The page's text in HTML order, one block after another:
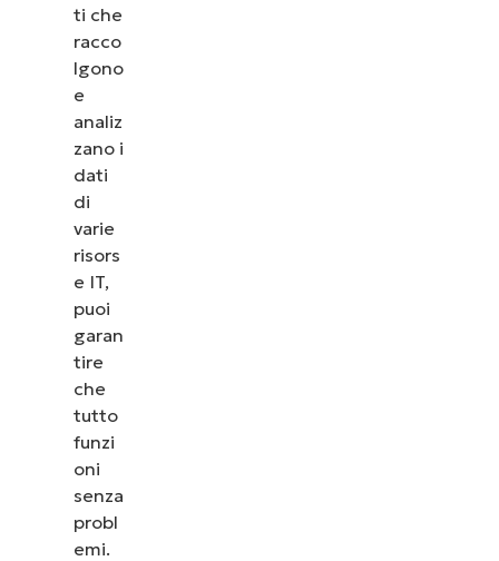
ti che
racco
lgono
e
analiz
zano i
dati
di
varie
risors
e IT,
puoi
garan
tire
che
tutto
funzi
oni
senza
probl
emi.